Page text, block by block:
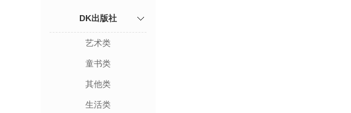
DK出版社
艺术类
童书类
其他类
生活类